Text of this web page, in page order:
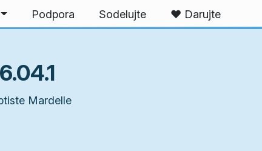
Podpora Sodelujte ❤️ Darujte
Mardelle